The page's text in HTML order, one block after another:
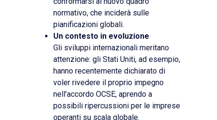
normativo, che inciderà sulle
pianificazioni globali.
Un contesto in evoluzione
Gli sviluppi internazionali meritano
attenzione: gli Stati Uniti, ad esempio,
hanno recentemente dichiarato di
voler rivedere il proprio impegno
nell’accordo OCSE, aprendo a
possibili ripercussioni per le imprese
operanti su scala globale.